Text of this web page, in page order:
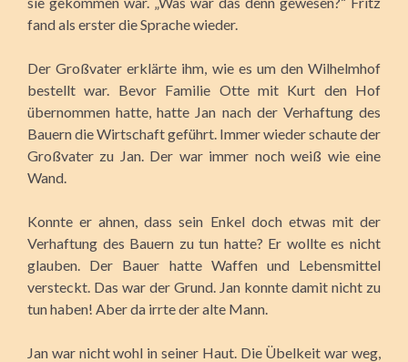
fand als erster die Sprache wieder.
Der Großvater erklärte ihm, wie es um den Wilhelmhof
bestellt war. Bevor Familie Otte mit Kurt den Hof
übernommen hatte, hatte Jan nach der Verhaftung des
Bauern die Wirtschaft geführt. Immer wieder schaute der
Großvater zu Jan. Der war immer noch weiß wie eine
Wand.
Konnte er ahnen, dass sein Enkel doch etwas mit der
Verhaftung des Bauern zu tun hatte? Er wollte es nicht
glauben. Der Bauer hatte Waffen und Lebensmittel
versteckt. Das war der Grund. Jan konnte damit nicht zu
tun haben! Aber da irrte der alte Mann.
Jan war nicht wohl in seiner Haut. Die Übelkeit war weg,